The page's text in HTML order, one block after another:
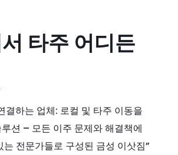
타주 어디든
결하는 업체: 로컬 및 타주 이동을
션 – 모든 이주 문제와 해결책에
는 전문가들로 구성된 금성 이삿짐”